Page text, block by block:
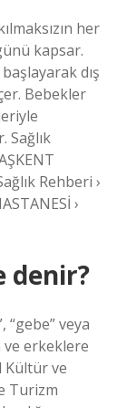
her
kapsar.
dış
Bebekler
Sağlık
Rehberi ›
›
denir?
“gebe” veya
ve erkeklere
Kültür ve
Turizm